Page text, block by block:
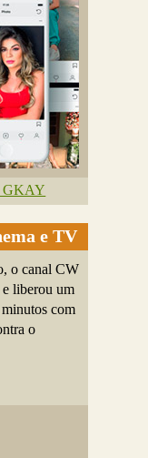
GKAY
e TV
o canal CW
e liberou um
com
o